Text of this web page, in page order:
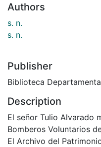
Authors
s. n.
s. n.
Publisher
Biblioteca
Description
El señor Tulio Alvarado
Bomberos Voluntarios
El Archivo del